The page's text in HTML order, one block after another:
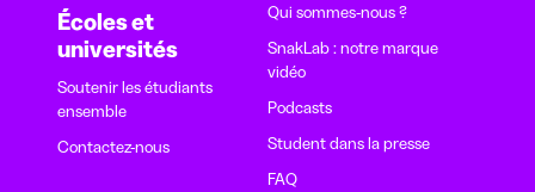
Écoles et
universités
Soutenir les étudiants
ensemble
Contactez-nous
Qui sommes-nous ?
SnakLab : notre marque
vidéo
Podcasts
Student dans la presse
FAQ